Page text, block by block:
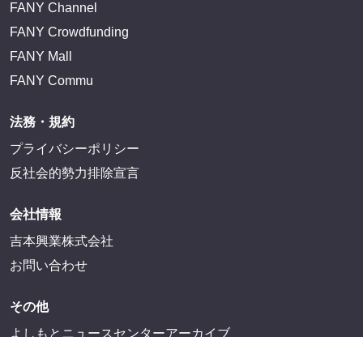
FANY Channel
FANY Crowdfunding
FANY Mall
FANY Commu
法務・規約
プライバシーポリシー
反社会的勢力排除宣言
会社情報
吉本興業株式会社
お問い合わせ
その他
よしもとニュースセンターアーカイブ